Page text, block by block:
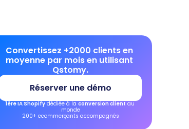
Convertissez +2000 clients en
moyenne par mois en utilisant
Qstomy.
Réserver une démo
1ère IA Shopify dédiée à la conversion client au
monde
200+ ecommerçants accompagnés